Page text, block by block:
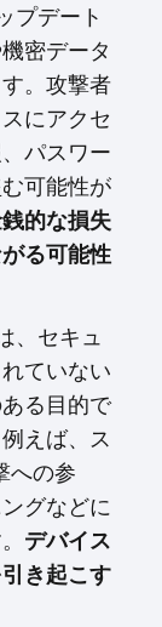
プデート
密データ
。攻撃者
にアクセ
パスワー
可能性が
的な損失
る可能性
、セキュ
ていない
る目的で
えば、ス
への参
グなどに
デバイス
き起こす